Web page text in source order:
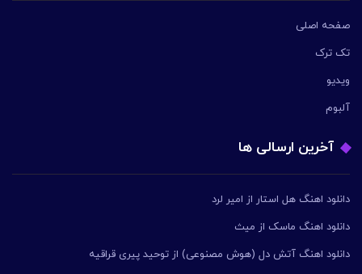
صفحه اصلی
تک ترک
ویدیو
آلبوم
آخرین ارسالی ها
دانلود اهنگ هل استار از امیر لرد
دانلود اهنگ ماسک از میث
دانلود اهنگ آتش دل (هوش مصنوعی) از توحید پیری قراقیه